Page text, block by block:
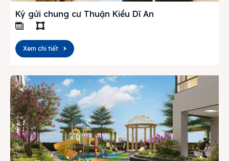
Ký gửi chung cư Thuận Kiều Dĩ An
Xem chi tiết